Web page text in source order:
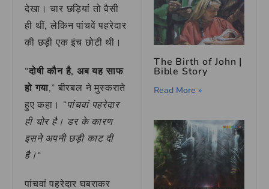
देखा। चार छड़ियां तो वैसी
ही थीं, लेकिन पांचवें पहरेदार
की छड़ी एक इंच छोटी थी।
“दोषी कौन है, अब यह साफ
हो गया,” बीरबल ने मुस्कराते
हुए कहा। “पांचवां पहरेदार
ही चोर है। डर के कारण
इसने अपनी छड़ी काट दी
है।“
पांचवां पहरेदार घबराकर
The Birth of John |
Bible Story
Read More »